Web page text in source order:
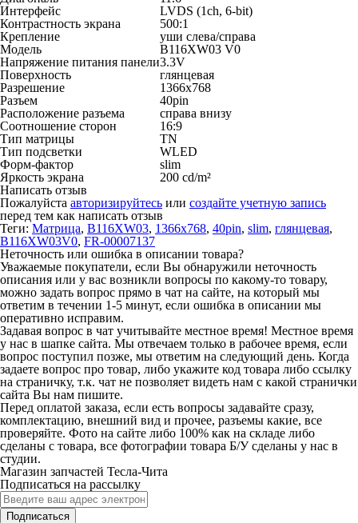
Интерфейс
LVDS (1ch, 6-bit)
Контрастность экрана
500:1
Крепление
уши слева/cправа
Модель
B116XW03 V0
Напряжение питания панели3.3V
Поверхность
глянцевая
Разрешение
1366x768
Разъем
40pin
Расположение разъема
справа внизу
Соотношение сторон
16:9
Тип матрицы
TN
Тип подсветки
WLED
Форм-фактор
slim
Яркость экрана
200 cd/m²
Написать отзыв
Пожалуйста авторизируйтесь или создайте учетную запись
перед тем как написать отзыв
Теги: Матрица, B116XW03, 1366x768, 40pin, slim, глянцевая,
B116XW03V0, FR-00007137
Неточность или ошибка в описании товара?
Уважаемые покупатели, если Вы обнаружили неточность
описания или у вас возникли вопросы по какому-то товару,
можно задать вопрос прямо в чат на сайте, на который мы
ответим в течении 1-5 минут, если ошибка в описании мы
оперативно исправим.
Задавая вопрос в чат учитывайте местное время! Местное время
у нас в шапке сайта. Мы отвечаем только в рабочее время, если
вопрос поступил позже, мы ответим на следующий день. Когда
задаете вопрос про товар, либо укажите код товара либо ссылку
на страничку, т.к. чат не позволяет видеть нам с какой странички
сайта Вы нам пишите.
Перед оплатой заказа, если есть вопросы задавайте сразу,
комплектацию, внешний вид и прочее, разъемы какие, все
проверяйте. Фото на сайте либо 100% как на складе либо
сделаны с товара, все фотографии товара Б/У сделаны у нас в
студии.
Магазин запчастей Тесла-Чита
Подписаться на рассылку
Подписаться